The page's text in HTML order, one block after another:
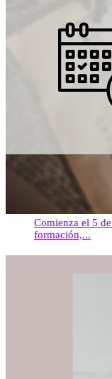
Comienza el 5
formación,...